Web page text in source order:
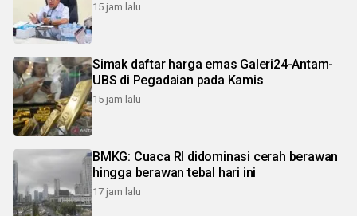
15 jam lalu
Simak daftar harga emas Galeri24-Antam-
UBS di Pegadaian pada Kamis
15 jam lalu
BMKG: Cuaca RI didominasi cerah berawan
hingga berawan tebal hari ini
17 jam lalu